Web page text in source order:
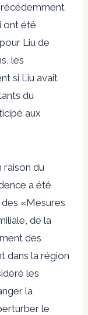
ont été
Liu de
les
si Liu avait
du
aux
raison du
a été
«Mesures
de la
des
dans la région
les
la
le